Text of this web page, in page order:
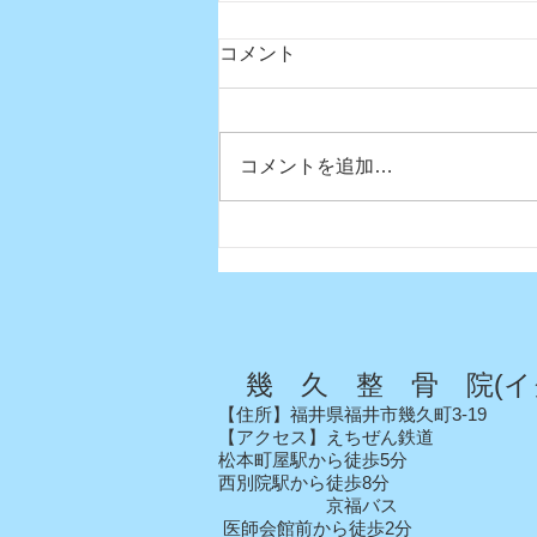
コメント
コメントを追加…
幾 久 整 骨 院(イク
【住所】福井県福井市幾久町3-19
【アクセス】えちぜん鉄道
松本町屋駅から徒歩5分
西別院駅から徒歩8分
京福バス
医師会館前から徒歩2分